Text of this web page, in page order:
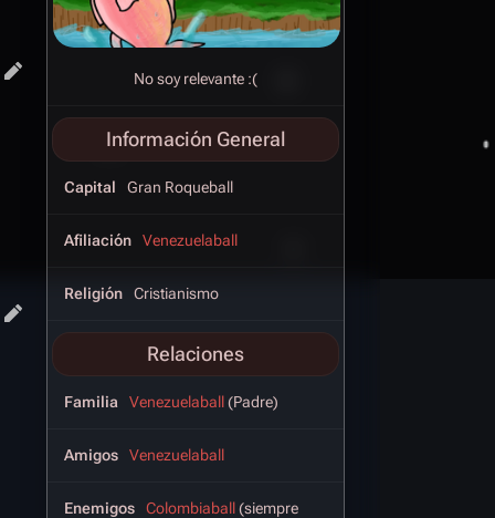
No soy relevante :(
Información General
Capital Gran Roqueball
Afiliación Venezuelaball
Religión Cristianismo
Relaciones
Familia Venezuelaball(Padre)
Amigos Venezuelaball
Enemigos Colombiaball(siempre